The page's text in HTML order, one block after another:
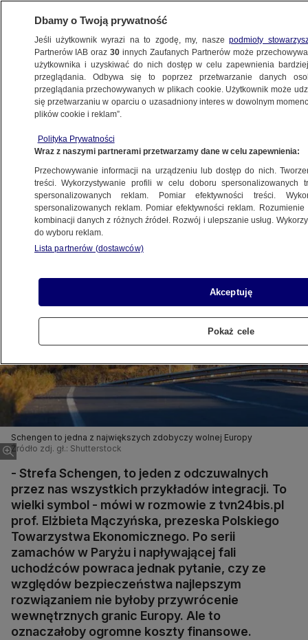
BIZNES
ZE ŚWIATA
kolejki, miliardowe straty. Co, jeśli Strefa
Schengen upadnie?
19.11.2015, 11:21
Udostępnij
Schengen to jedna z największych zdobyczy wolnej Europy
Źródło zdj. gł.: Shutterstock
- Strefa Schengen, to jeden z odczuwalnych
przez nas wszystkich przykładów integracji. To
wielki symbol - mówi w rozmowie z tvn24bis.pl
prof. Elżbieta Mączyńska, prezeska Polskiego
Towarzystwa Ekonomicznego. Po serii
zamachów w Paryżu i napływającej fali
uchodźców powraca jednak pytanie, czy ze
względów bezpieczeństwa najlepszym
rozwiązaniem nie byłoby przywrócenie
wewnętrznych granic Europy. Ale to
oznaczałoby ogromne koszty finansowe.
Dbamy o Twoją prywatność
Jeśli użytkownik wyrazi na to zgodę, my, naszepodmioty
Partnerów IAB oraz30 innych Zaufanych Partnerów może
użytkownika i uzyskiwać do nich dostęp w celu zapewnienia
przeglądania. Odbywa się to poprzez przetwarzanie danych
przeglądania przechowywanych w plikach cookie. Użytkownik może
się przetwarzaniu w oparciu o uzasadniony interes w dowolnym
plików cookie i reklam”.
Polityka Prywatności
Wraz z naszymi partnerami przetwarzamy dane w celu zapewnienia:
Przechowywanie informacji na urządzeniu lub dostęp do nich.
treści. Wykorzystywanie profili w celu doboru spersonalizowanych
spersonalizowanych reklam. Pomiar efektywności treści.
spersonalizowanych reklam. Pomiar efektywności reklam.
kombinacji danych z różnych źródeł. Rozwój i ulepszanie usług.
do wyboru reklam.
Lista partnerów (dostawców)
Akceptuję
Pokaż cele